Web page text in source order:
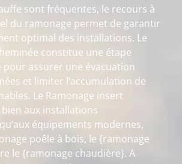
sont fréquentes, le recours à
du ramonage permet de garantir
optimal des installations. Le
constitue une étape
assurer une évacuation
et limiter l’accumulation de
Le Ramonage insert
bien aux installations
équipements modernes,
poêle à bois, le {ramonage
le {ramonage chaudière}. A